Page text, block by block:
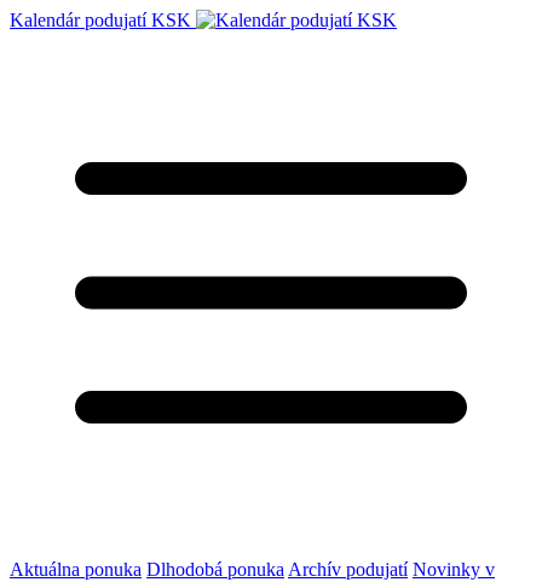
Kalendár podujatí KSK
Aktuálna ponuka Dlhodobá ponuka Archív podujatí Novinky v